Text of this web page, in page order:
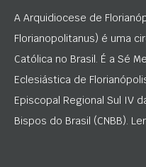
A Arquidiocese de
Florianopolitanus) é uma
Católica no Brasil. É a Sé
Eclesiástica de
Episcopal Regional Sul IV
Bispos do Brasil (CNBB).